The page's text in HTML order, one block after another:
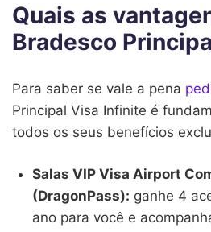
Quais as
Bradesco
Para saber se vale a pena
Principal Visa Infinite é
todos os seus benefícios
Salas VIP Visa Airport
(DragonPass): ganhe 4
ano para você e